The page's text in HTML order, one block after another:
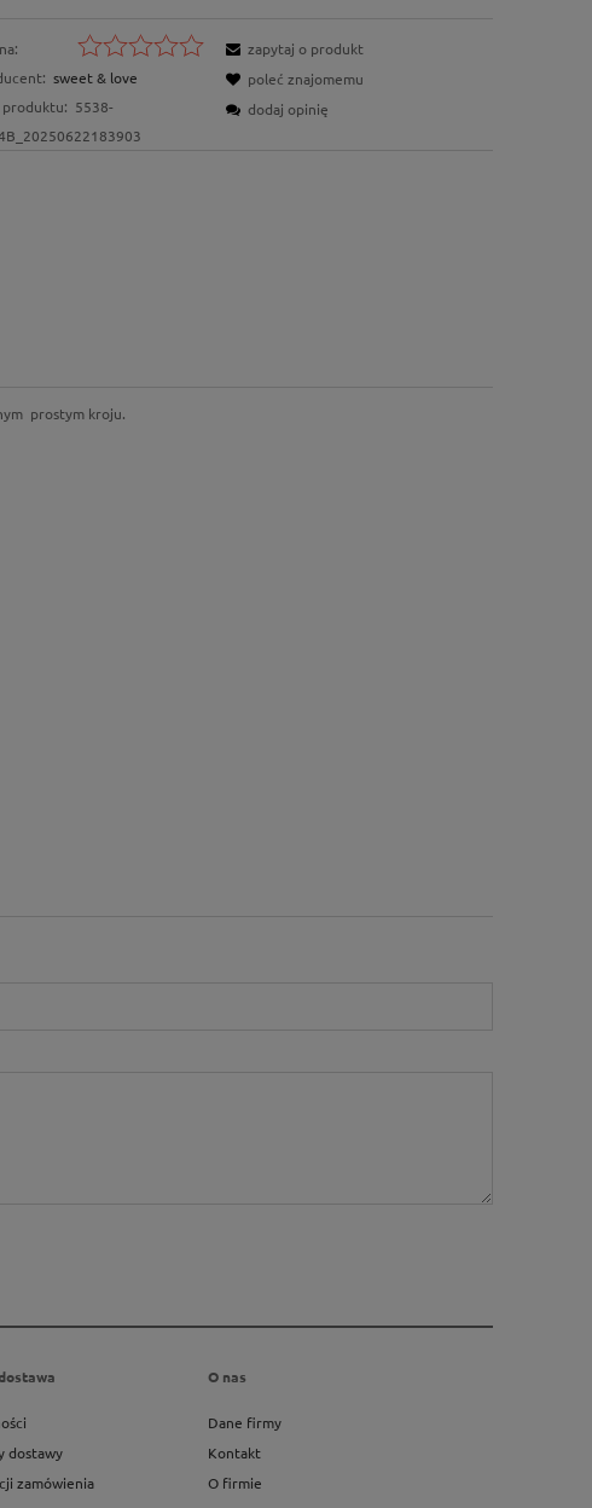
sweet & love
produktu: 5538-
zapytaj o produkt
poleć znajomemu
dodaj opinię
prostym kroju.
dostawy
zamówienia
O nas
Dane firmy
Kontakt
O firmie